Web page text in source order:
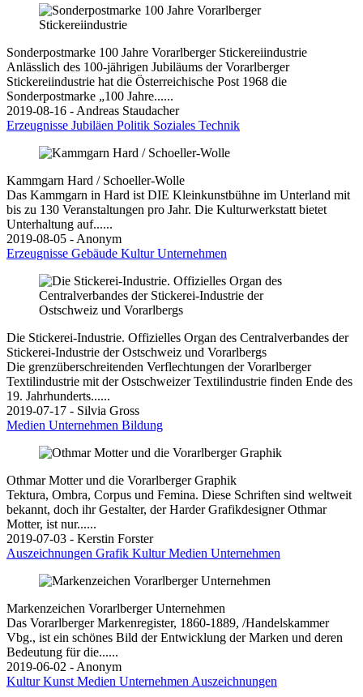
Sonderpostmarke 100 Jahre Vorarlberger Stickereiindustrie
Anlässlich des 100-jährigen Jubiläums der Vorarlberger
Stickereiindustrie hat die Österreichische Post 1968 die
Sonderpostmarke „100 Jahre......
2019-08-16 - Andreas Staudacher
Erzeugnisse Jubiläen Politik Soziales Technik
Kammgarn Hard / Schoeller-Wolle
Das Kammgarn in Hard ist DIE Kleinkunstbühne im Unterland mit
bis zu 130 Veranstaltungen pro Jahr. Die Kulturwerkstatt bietet
Unterhaltung auf......
2019-08-05 - Anonym
Erzeugnisse Gebäude KulturUnternehmen
Die Stickerei-Industrie. Offizielles Organ des Centralverbandes der
Stickerei-Industrie der Ostschweiz und Vorarlbergs
Die grenzüberschreitenden Verflechtungen der Vorarlberger
Textilindustrie mit der Ostschweizer Textilindustrie finden Ende des
19. Jahrhunderts......
2019-07-17 - Silvia Gross
Medien Unternehmen Bildung
Othmar Motter und die Vorarlberger Graphik
Tektura, Ombra, Corpus und Femina. Diese Schriften sind weltweit
bekannt, doch ihr Gestalter, der Harder Grafikdesigner Othmar
Motter, ist nur......
2019-07-03 - Kerstin Forster
Auszeichnungen Grafik KulturMedien Unternehmen
Markenzeichen Vorarlberger Unternehmen
Das Vorarlberger Markenregister, 1860-1889, /Handelskammer
Vbg., ist ein schönes Bild der Entwicklung der Marken und deren
Bedeutung für die......
2019-06-02 - Anonym
KulturKunst Medien Unternehmen Auszeichnungen